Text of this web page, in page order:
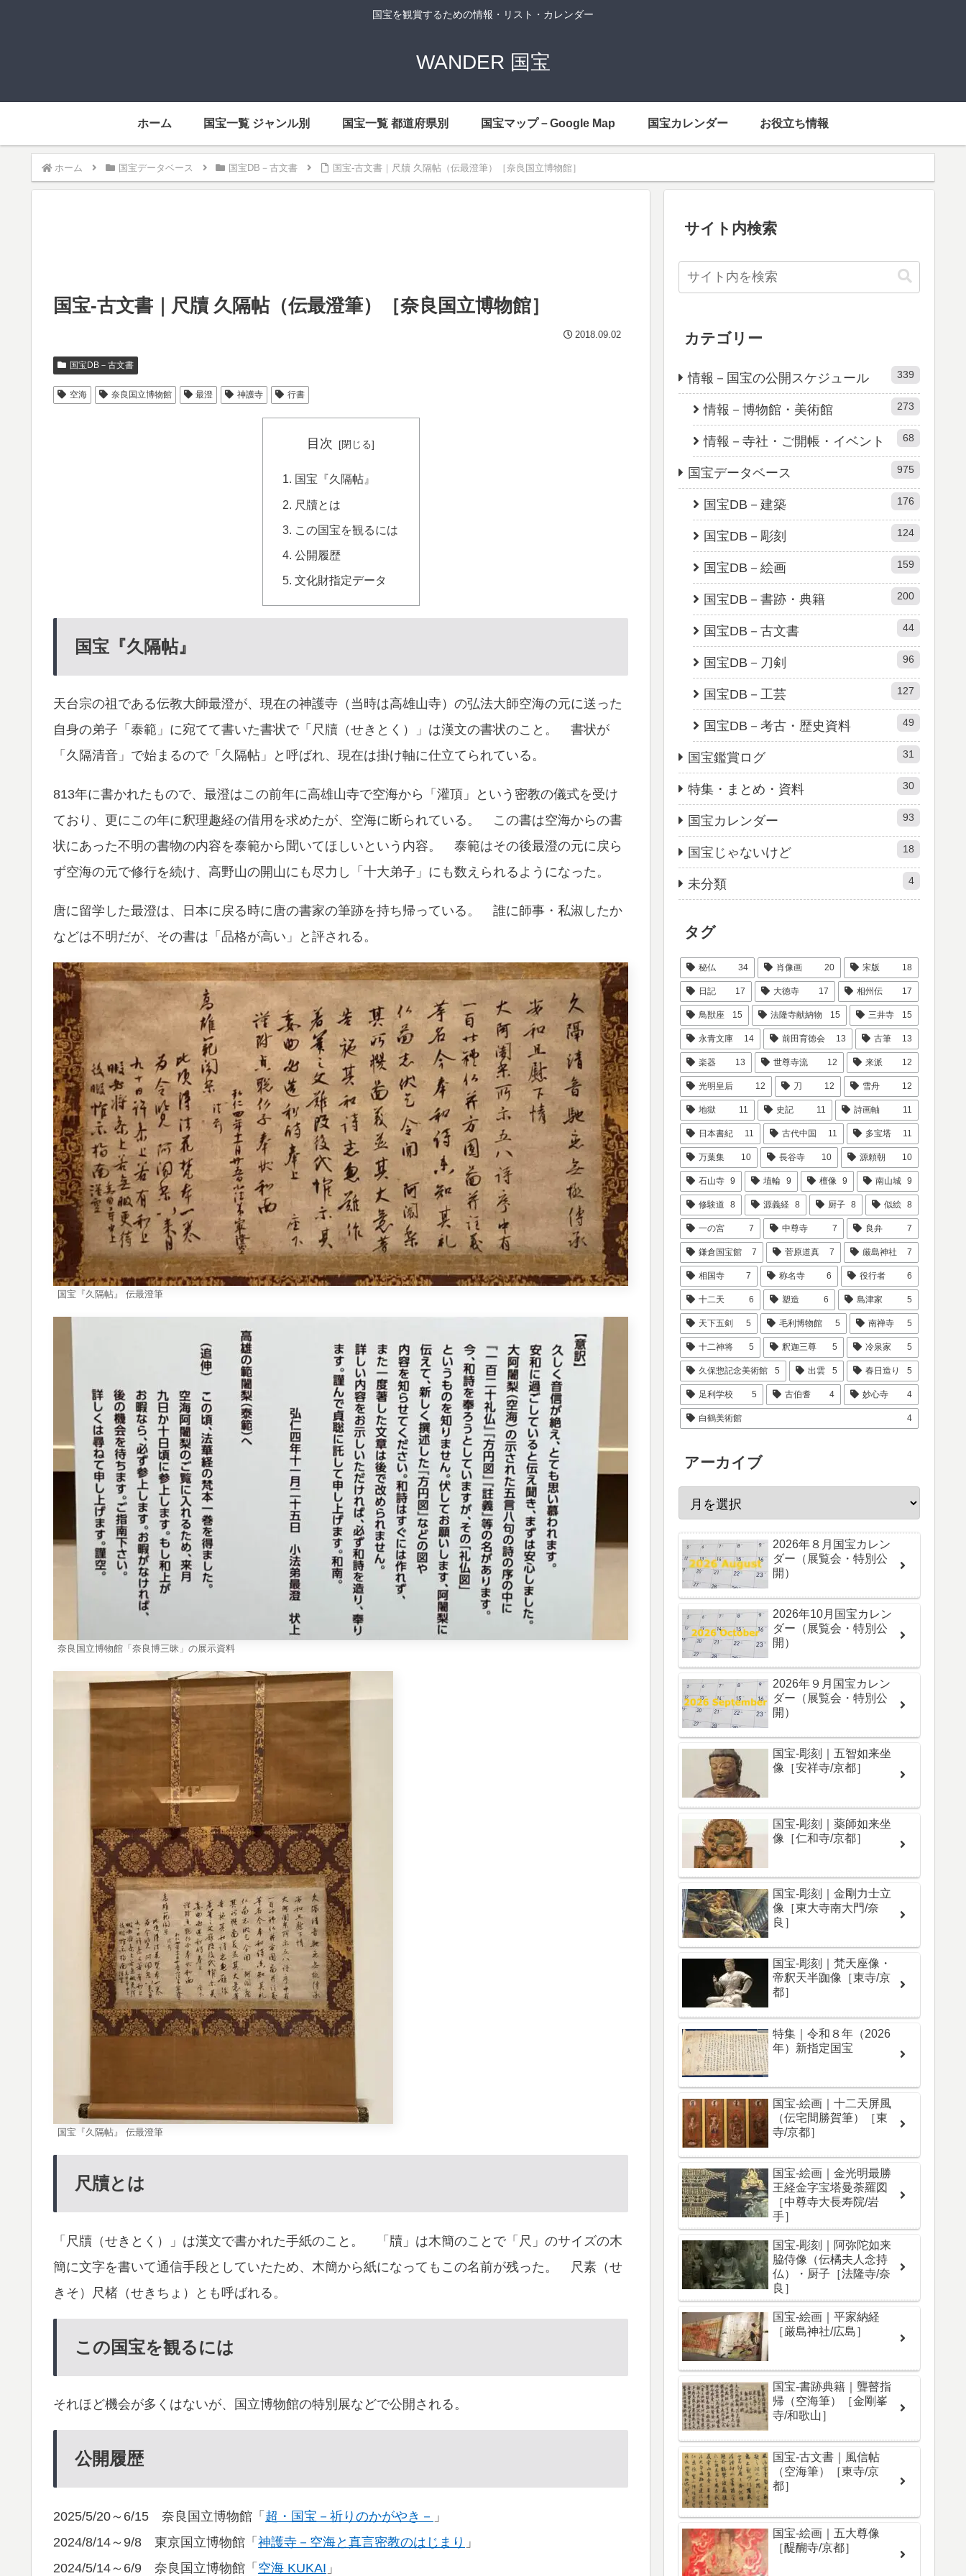
国宝を観賞するための情報・リスト・カレンダー
WANDER 国宝
ホーム 国宝一覧 ジャンル別 国宝一覧 都道府県別 国宝マップ－Google Map 国宝カレンダー お役立ち情報
ホーム 国宝データベース 国宝DB－古文書 国宝-古文書｜尺牘 久隔帖（伝最澄筆）［奈良国立博物館］
国宝-古文書｜尺牘 久隔帖（伝最澄筆）［奈良国立博物館］
2018.09.02
国宝DB－古文書
空海 奈良国立博物館 最澄 神護寺 行書
目次
国宝『久隔帖』
尺牘とは
この国宝を観るには
公開履歴
文化財指定データ
国宝『久隔帖』
天台宗の祖である伝教大師最澄が、現在の神護寺（当時は高雄山寺）の弘法大師空海の元に送った
自身の弟子「泰範」に宛てて書いた書状で「尺牘（せきとく）」は漢文の書状のこと。 書状が
「久隔清音」で始まるので「久隔帖」と呼ばれ、現在は掛け軸に仕立てられている。
813年に書かれたもので、最澄はこの前年に高雄山寺で空海から「灌頂」という密教の儀式を受け
ており、更にこの年に釈理趣経の借用を求めたが、空海に断られている。 この書は空海からの書
状にあった不明の書物の内容を泰範から聞いてほしいという内容。 泰範はその後最澄の元に戻ら
ず空海の元で修行を続け、高野山の開山にも尽力し「十大弟子」にも数えられるようになった。
唐に留学した最澄は、日本に戻る時に唐の書家の筆跡を持ち帰っている。 誰に師事・私淑したか
などは不明だが、その書は「品格が高い」と評される。
国宝『久隔帖』 伝最澄筆
奈良国立博物館「奈良博三昧」の展示資料
国宝『久隔帖』 伝最澄筆
尺牘とは
「尺牘（せきとく）」は漢文で書かれた手紙のこと。 「牘」は木簡のことで「尺」のサイズの木
簡に文字を書いて通信手段としていたため、木簡から紙になってもこの名前が残った。 尺素（せ
きそ）尺楮（せきちょ）とも呼ばれる。
この国宝を観るには
それほど機会が多くはないが、国立博物館の特別展などで公開される。
公開履歴
2025/5/20～6/15 奈良国立博物館「 超・国宝－祈りのかがやき－ 」
2024/8/14～9/8 東京国立博物館「 神護寺－空海と真言密教のはじまり 」
2024/5/14～6/9 奈良国立博物館「 空海 KUKAI 」
サイト内検索
カテゴリー
情報－国宝の公開スケジュール 339
情報－博物館・美術館 273
情報－寺社・ご開帳・イベント 68
国宝データベース 975
国宝DB－建築 176
国宝DB－彫刻 124
国宝DB－絵画 159
国宝DB－書跡・典籍 200
国宝DB－古文書 44
国宝DB－刀剣 96
国宝DB－工芸 127
国宝DB－考古・歴史資料 49
国宝鑑賞ログ 31
特集・まとめ・資料 30
国宝カレンダー 93
国宝じゃないけど 18
未分類 4
タグ
秘仏 34 肖像画 20 宋版 18
日記 17 大徳寺 17 相州伝 17
鳥獣座 15 法隆寺献納物 15 三井寺 15
永青文庫 14 前田育徳会 13 古筆 13
楽器 13 世尊寺流 12 来派 12
光明皇后 12 刀 12 雪舟 12
地獄 11 史記 11 詩画軸 11
日本書紀 11 古代中国 11 多宝塔 11
万葉集 10 長谷寺 10 源頼朝 10
石山寺 9 埴輪 9 檀像 9 南山城 9
修験道 8 源義経 8 厨子 8 似絵 8
一の宮 7 中尊寺 7 良弁 7
鎌倉国宝館 7 菅原道真 7 厳島神社 7
相国寺 7 称名寺 6 役行者 6
十二天 6 塑造 6 島津家 5
天下五剣 5 毛利博物館 5 南禅寺 5
十二神将 5 釈迦三尊 5 冷泉家 5
久保惣記念美術館 5 出雲 5 春日造り 5
足利学校 5 古伯耆 4 妙心寺 4
白鶴美術館 4
アーカイブ
2026年８月国宝カレン
ダー（展覧会・特別公
開）
2026年10月国宝カレン
ダー（展覧会・特別公
開）
2026年９月国宝カレン
ダー（展覧会・特別公
開）
国宝-彫刻｜五智如来坐
像［安祥寺/京都］
国宝-彫刻｜薬師如来坐
像［仁和寺/京都］
国宝-彫刻｜金剛力士立
像［東大寺南大門/奈
良］
国宝-彫刻｜梵天座像・
帝釈天半跏像［東寺/京
都］
特集｜令和８年（2026
年）新指定国宝
国宝-絵画｜十二天屏風
（伝宅間勝賀筆）［東
寺/京都］
国宝-絵画｜金光明最勝
王経金字宝塔曼荼羅図
［中尊寺大長寿院/岩
手］
国宝-彫刻｜阿弥陀如来
脇侍像（伝橘夫人念持
仏）・厨子［法隆寺/奈
良］
国宝-絵画｜平家納経
［厳島神社/広島］
国宝-書跡典籍｜聾瞽指
帰（空海筆）［金剛峯
寺/和歌山］
国宝-古文書｜風信帖
（空海筆）［東寺/京
都］
国宝-絵画｜五大尊像
［醍醐寺/京都］